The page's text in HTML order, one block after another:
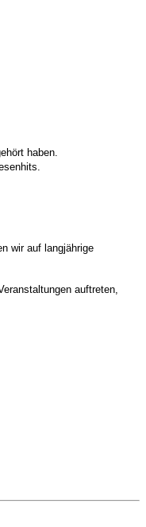
haben.
wir auf langjährige
auftreten,